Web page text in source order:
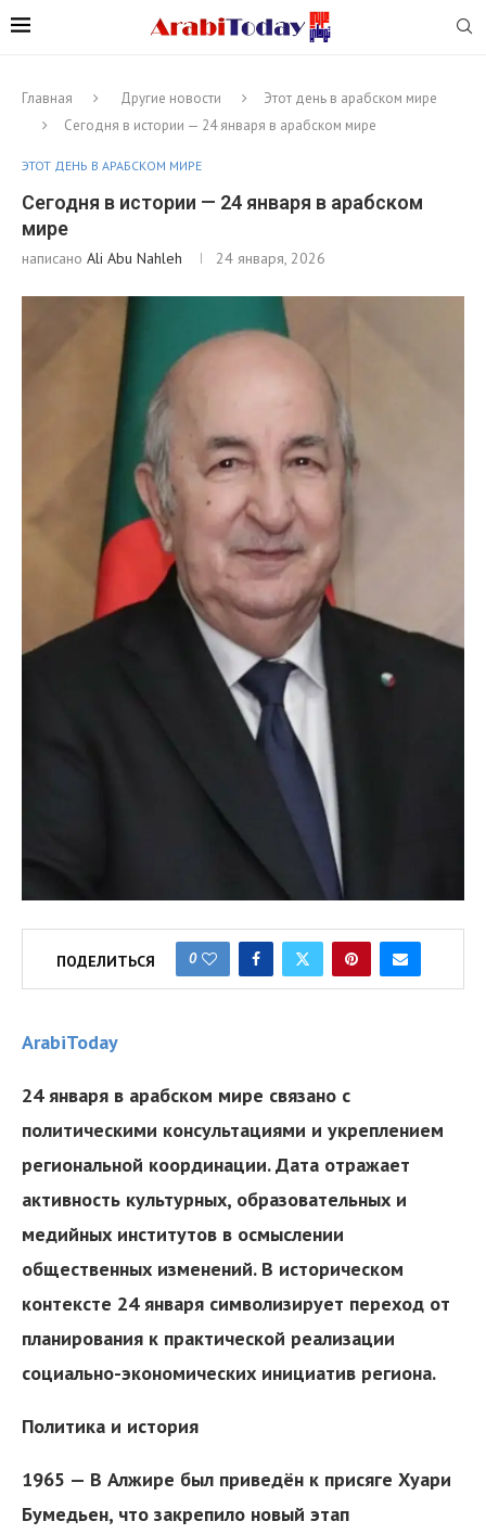
Главная Другие новости
Этот день в арабском мире
Сегодня в истории — 24 января в арабском мире
ЭТОТ ДЕНЬ В АРАБСКОМ МИРЕ
Сегодня в истории — 24 января в арабском
мире
написано Ali Abu Nahleh 24 января, 2026
ПОДЕЛИТЬСЯ 0
ArabiToday
24 января в арабском мире связано с
политическими консультациями и укреплением
региональной координации. Дата отражает
активность культурных, образовательных и
медийных институтов в осмыслении
общественных изменений. В историческом
контексте 24 января символизирует переход от
планирования к практической реализации
социально-экономических инициатив региона.
Политика и история
1965 — В Алжире был приведён к присяге Хуари
Бумедьен, что закрепило новый этап